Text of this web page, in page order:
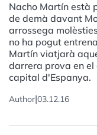
Nacho Martín està
de demà davant
arrossega
no ha pogut
Martín viatjarà
darrera prova en
capital d'Espanya.
Author|03.12.16